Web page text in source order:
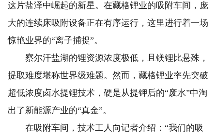
这片盐泽中崛起的新星。在藏格锂业的吸附车间，庞
大的连续床吸附设备正在有序运行，这里进行着一场
惊艳业界的“离子捕捉”。
察尔汗盐湖的锂资源浓度极低，且镁锂比悬殊，
提取难度堪称世界级难题。然而，藏格锂业率先突破
超低浓度卤水提锂技术，硬是从提钾后的“废水”中淘
出了新能源产业的“真金”。
在吸附车间，技术工人向记者介绍：“我们的吸